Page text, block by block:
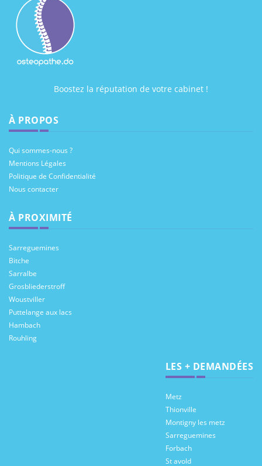
Boostez la réputation de votre cabinet !
À PROPOS
Qui sommes-nous ?
Mentions Légales
Politique de Confidentialité
Nous contacter
À PROXIMITÉ
Sarreguemines
Bitche
Sarralbe
Grosbliederstroff
Woustviller
Puttelange aux lacs
Hambach
Rouhling
LES + DEMANDÉES
Metz
Thionville
Montigny les metz
Sarreguemines
Forbach
St avold